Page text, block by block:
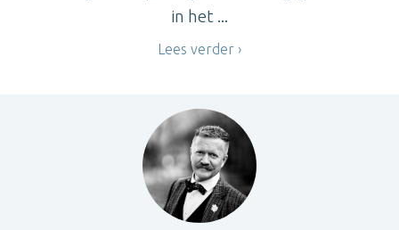
in het ...
Lees verder